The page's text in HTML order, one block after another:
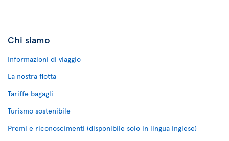
Chi siamo
Informazioni di viaggio
La nostra flotta
Tariffe bagagli
Turismo sostenibile
Premi e riconoscimenti (disponibile solo in lingua inglese)